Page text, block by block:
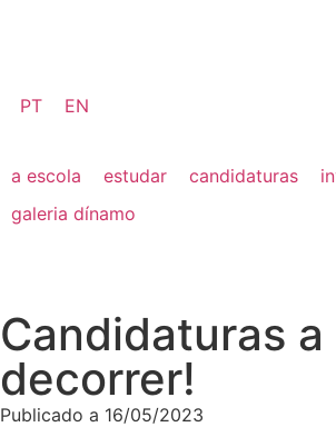
PT EN
a escola estudar candidaturas
galeria dínamo
Candidaturas a
decorrer!
Publicado a 16/05/2023